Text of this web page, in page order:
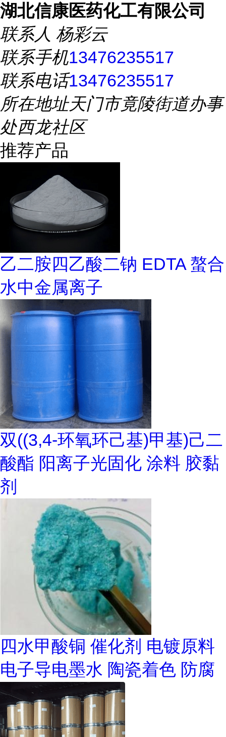
湖北信康医药化工有限公司
联系人 杨彩云
联系手机13476235517
联系电话13476235517
所在地址天门市竟陵街道办事
处西龙社区
推荐产品
乙二胺四乙酸二钠 EDTA 螯合
水中金属离子
双((3,4-环氧环己基)甲基)己二
酸酯 阳离子光固化 涂料 胶黏
剂
四水甲酸铜 催化剂 电镀原料
电子导电墨水 陶瓷着色 防腐